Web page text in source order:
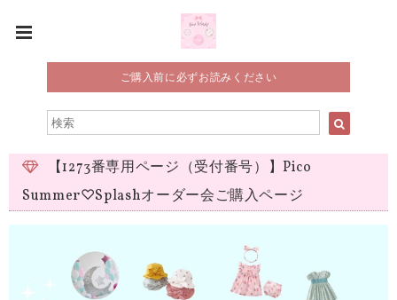
ご購入前に必ずお読みください
【1273番専用ページ（受付番号）】Pico
Summer♡Splashオーダー会ご購入ページ